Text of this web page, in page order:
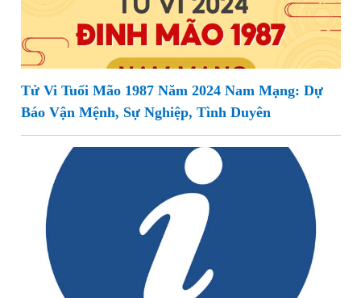
Tử Vi Tuổi Mão 1987 Năm 2024 Nam Mạng: Dự
Báo Vận Mệnh, Sự Nghiệp, Tình Duyên